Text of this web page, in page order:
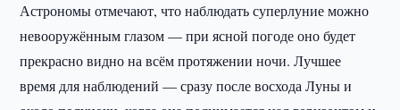
Астрономы отмечают, что наблюдать суперлуние можно
невооружённым глазом — при ясной погоде оно будет
прекрасно видно на всём протяжении ночи. Лучшее
время для наблюдений — сразу после восхода Луны и